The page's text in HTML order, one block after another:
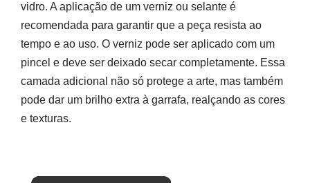
vidro. A aplicação de um verniz ou selante é
recomendada para garantir que a peça resista ao
tempo e ao uso. O verniz pode ser aplicado com um
pincel e deve ser deixado secar completamente. Essa
camada adicional não só protege a arte, mas também
pode dar um brilho extra à garrafa, realçando as cores
e texturas.